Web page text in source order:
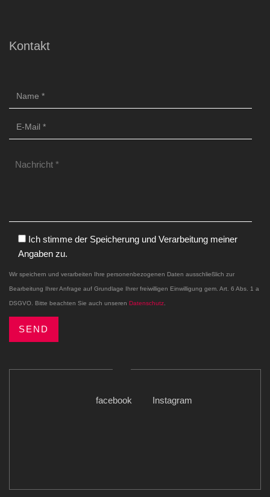
Kontakt
Ich stimme der Speicherung und Verarbeitung meiner
Angaben zu.
Wir speichern und verarbeiten Ihre personenbezogenen Daten ausschließlich zur
Bearbeitung Ihrer Anfrage auf Grundlage Ihrer freiwilligen Einwilligung gem. Art. 6 Abs. 1 a
DSGVO. Bitte beachten Sie auch unseren Datenschutz
facebook Instagram